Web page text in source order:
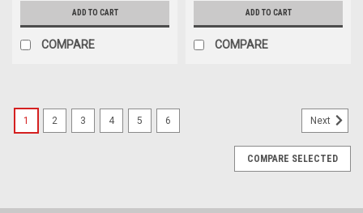
34H27, DJMKY, 332-0373
ADD TO CART
COMPARE
ADD TO CART
COMPARE
1 2 3 4 5 6 Next
COMPARE SELECTED